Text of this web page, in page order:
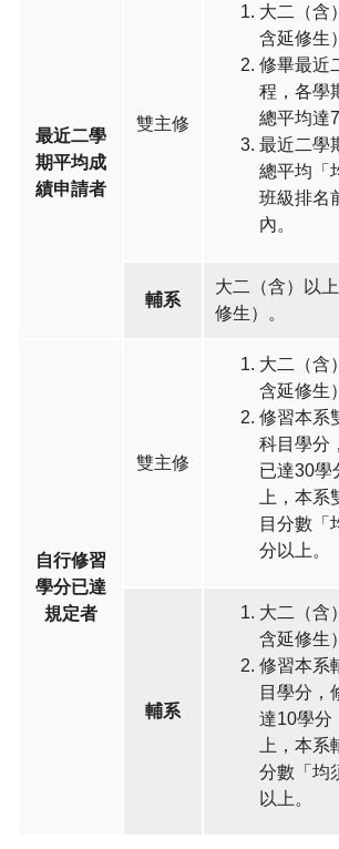
最近二學
期平均成
績申請者
雙主修
大二（含
含延修生
修畢最近
程，各學
總平均達
最近二學
總平均「
班級排名
內。
輔系
大二（含）以
修生）。
自行修習
學分已達
規定者
雙主修
大二（含
含延修生
修習本系
科目學分
已達30學
上，本
目分數「
分以上。
輔系
大二（含
含延修生
修習本系
目學分，
達10學分
上，本系
分數「均
以上。